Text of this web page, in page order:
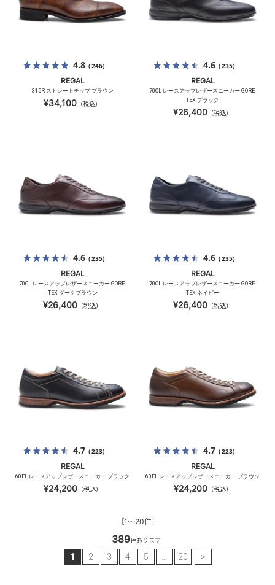
4.8（246）
REGAL
315R ストレートチップ ブラウン
¥34,100 （税込）
4.6（235）
REGAL
70CL レースアップレザースニーカー GORE-
TEX ブラック
¥26,400 （税込）
4.6（235）
REGAL
70CL レースアップレザースニーカー GORE-
TEX ダークブラウン
¥26,400 （税込）
4.6（235）
REGAL
70CL レースアップレザースニーカー GORE-
TEX ネイビー
¥26,400 （税込）
4.7（223）
REGAL
60EL レースアップレザースニーカー ブラック
¥24,200（税込）
4.7（223）
REGAL
60EL レースアップレザースニーカー ブラウン
¥24,200（税込）
[1～20件]
389件あります
1 2 3 4 5 … 20 >